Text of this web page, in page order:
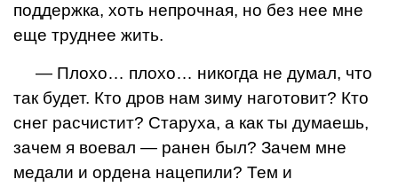
поддержка, хоть непрочная, но без нее мне
еще труднее жить.
— Плохо… плохо… никогда не думал, что
так будет. Кто дров нам зиму наготовит? Кто
снег расчистит? Старуха, а как ты думаешь,
зачем я воевал — ранен был? Зачем мне
медали и ордена нацепили? Тем и